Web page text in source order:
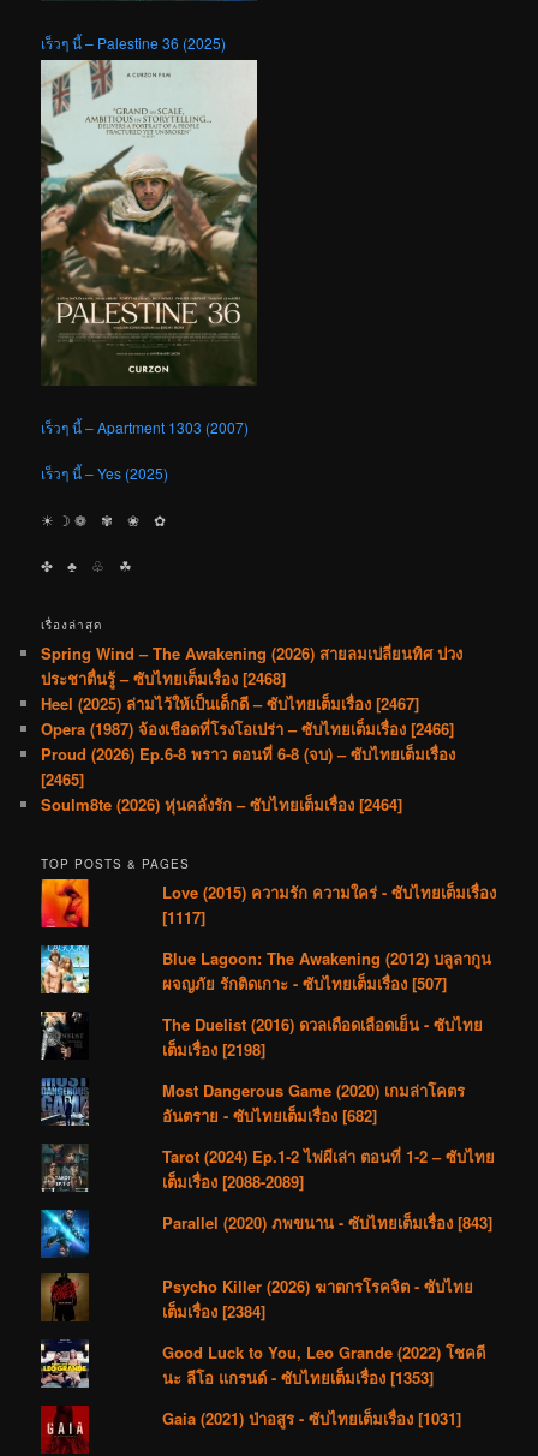
เร็วๆ นี้ – Palestine 36 (2025)
เร็วๆ นี้ – Apartment 1303 (2007)
เร็วๆ นี้ – Yes (2025)
☀︎ ☽ ❁ ✾ ❀ ✿
✤ ♣︎ ♧ ☘︎
เรื่องล่าสุด
Spring Wind – The Awakening (2026) สายลมเปลี่ยนทิศ ปวง
ประชาตื่นรู้ – ซับไทยเต็มเรื่อง [2468]
Heel (2025) ล่ามไว้ให้เป็นเด็กดี – ซับไทยเต็มเรื่อง [2467]
Opera (1987) จ้องเชือดที่โรงโอเปร่า – ซับไทยเต็มเรื่อง [2466]
Proud (2026) Ep.6-8 พราว ตอนที่ 6-8 (จบ) – ซับไทยเต็มเรื่อง
[2465]
Soulm8te (2026) หุ่นคลั่งรัก – ซับไทยเต็มเรื่อง [2464]
TOP POSTS & PAGES
Love (2015) ความรัก ความใคร่ - ซับไทยเต็มเรื่อง
[1117]
Blue Lagoon: The Awakening (2012) บลูลากูน
ผจญภัย รักติดเกาะ - ซับไทยเต็มเรื่อง [507]
The Duelist (2016) ดวลเดือดเลือดเย็น - ซับไทย
เต็มเรื่อง [2198]
Most Dangerous Game (2020) เกมล่าโคตร
อันตราย - ซับไทยเต็มเรื่อง [682]
Tarot (2024) Ep.1-2 ไพ่ผีเล่า ตอนที่ 1-2 – ซับไทย
เต็มเรื่อง [2088-2089]
Parallel (2020) ภพขนาน - ซับไทยเต็มเรื่อง [843]
Psycho Killer (2026) ฆาตกรโรคจิต - ซับไทย
เต็มเรื่อง [2384]
Good Luck to You, Leo Grande (2022) โชคดี
นะ ลีโอ แกรนด์ - ซับไทยเต็มเรื่อง [1353]
Gaia (2021) ป่าอสูร - ซับไทยเต็มเรื่อง [1031]